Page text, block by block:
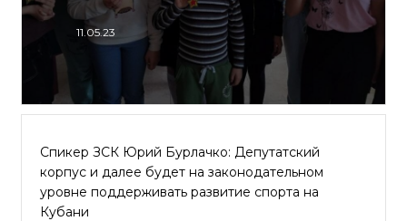
11.05.23
Спикер ЗСК Юрий Бурлачко: Депутатский
корпус и далее будет на законодательном
уровне поддерживать развитие спорта на
Кубани